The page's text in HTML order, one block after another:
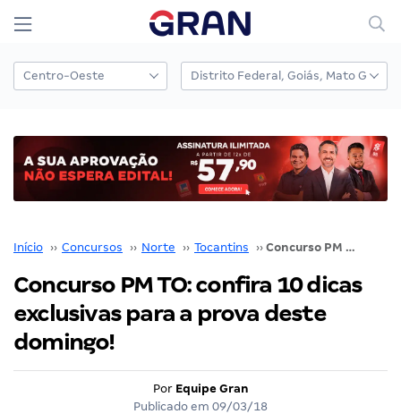
Início ›› Concursos ›› Norte ›› Tocantins ›› Concurso PM TO: confira 10 dicas exclusivas para a prova deste domingo!
Concurso PM TO: confira 10 dicas
exclusivas para a prova deste
domingo!
Por Equipe Gran
Publicado em 09/03/18